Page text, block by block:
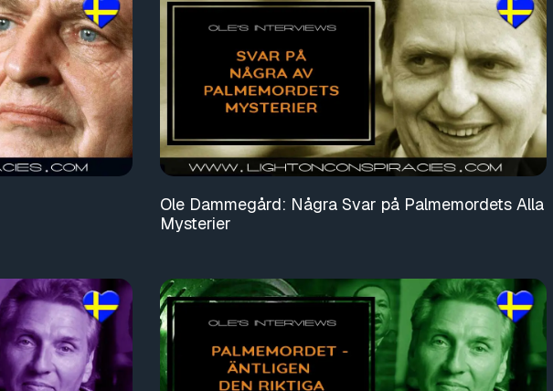
Ole Dammegård: Några Svar på Palmemordets Alla
Mysterier